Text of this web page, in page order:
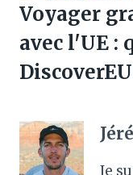
Voyager
avec l'UE :
DiscoverEU
Je